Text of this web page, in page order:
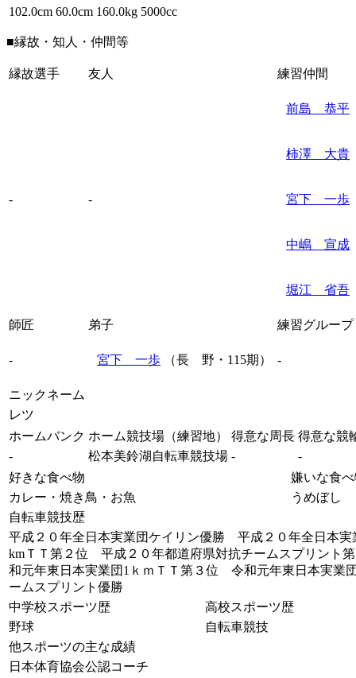
102.0cm 60.0cm 160.0kg 5000cc
■縁故・知人・仲間等
縁故選手 友人 練習仲間
- -
前島 恭平
柿澤 大貴
宮下 一歩
中嶋 宣成
堀江 省吾
師匠 弟子 練習グループ
- 宮下 一歩 （長 野・115期） -
ニックネーム
レツ
ホームバンク ホーム競技場（練習地） 得意な周長 得意な競
-
松本美鈴湖自転車競技場 -
-
好きな食べ物
嫌いな食
カレー・焼き鳥・お魚
うめぼし
自転車競技歴
平成２０年全日本実業団ケイリン優勝 平成２０年全日本
kmＴＴ第２位 平成２０年都道府県対抗チームスプリン
和元年東日本実業団1ｋｍＴＴ第３位 令和元年東日本実業
ームスプリント優勝
中学校スポーツ歴
高校スポーツ歴
野球
自転車競技
他スポーツの主な成績
日本体育協会公認コーチ